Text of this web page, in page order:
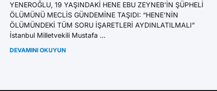
YENEROĞLU, 19 YAŞINDAKİ HENE EBU ZEYNEB’İN ŞÜPHELİ
ÖLÜMÜNÜ MECLİS GÜNDEMİNE TAŞIDI: “HENE’NİN
ÖLÜMÜNDEKİ TÜM SORU İŞARETLERİ AYDINLATILMALI”
İstanbul Milletvekili Mustafa ...
DEVAMINI OKUYUN